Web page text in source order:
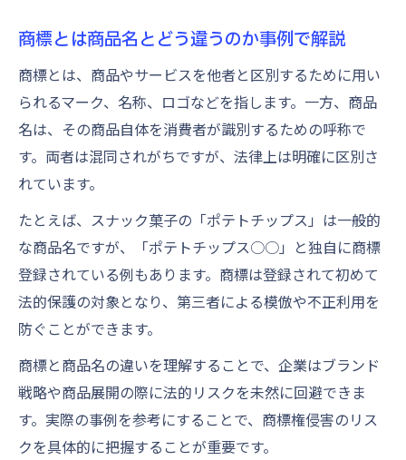
商標とは商品名とどう違うのか事例で解説
商標とは、商品やサービスを他者と区別するために用い
られるマーク、名称、ロゴなどを指します。一方、商品
名は、その商品自体を消費者が識別するための呼称で
す。両者は混同されがちですが、法律上は明確に区別さ
れています。
たとえば、スナック菓子の「ポテトチップス」は一般的
な商品名ですが、「ポテトチップス○○」と独自に商標
登録されている例もあります。商標は登録されて初めて
法的保護の対象となり、第三者による模倣や不正利用を
防ぐことができます。
商標と商品名の違いを理解することで、企業はブランド
戦略や商品展開の際に法的リスクを未然に回避できま
す。実際の事例を参考にすることで、商標権侵害のリス
クを具体的に把握することが重要です。